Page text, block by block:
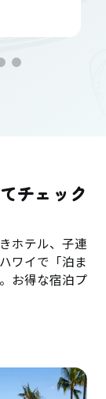
チェック
ホテル、子連
ワイで「泊ま
お得な宿泊プ